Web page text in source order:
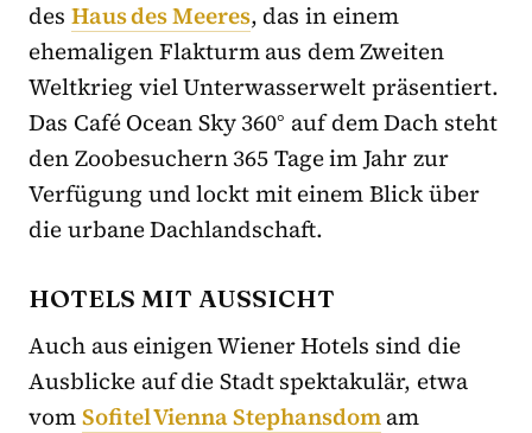
des Haus des Meeres, das in einem
ehemaligen Flakturm aus dem Zweiten
Weltkrieg viel Unterwasserwelt präsentiert.
Das Café Ocean Sky 360° auf dem Dach steht
den Zoobesuchern 365 Tage im Jahr zur
Verfügung und lockt mit einem Blick über
die urbane Dachlandschaft.
HOTELS MIT AUSSICHT
Auch aus einigen Wiener Hotels sind die
Ausblicke auf die Stadt spektakulär, etwa
vomSofitel Vienna Stephansdomam